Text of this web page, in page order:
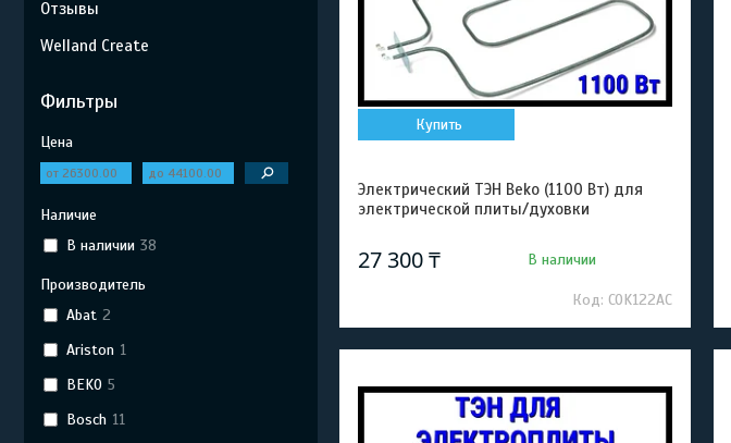
Купить
Электрический ТЭН Beko (1100 Вт) для
электрической плиты/духовки
27 300 ₸ В наличии
COK122AC
Отзывы
Welland Create
Фильтры
Цена
Наличие
В наличии 38
Производитель
Abat 2
Ariston 1
BEKO 5
Bosch 11